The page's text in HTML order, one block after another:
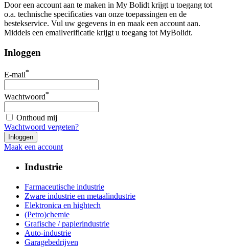
Door een account aan te maken in My Bolidt krijgt u toegang tot
o.a. technische specificaties van onze toepassingen en de
bestekservice. Vul uw gegevens in en maak een account aan.
Middels een emailverificatie krijgt u toegang tot MyBolidt.
Inloggen
E-mail*
Wachtwoord*
Onthoud mij
Wachtwoord vergeten?
Maak een account
Industrie
Farmaceutische industrie
Zware industrie en metaalindustrie
Elektronica en hightech
(Petro)chemie
Grafische / papierindustrie
Auto-industrie
Garagebedrijven